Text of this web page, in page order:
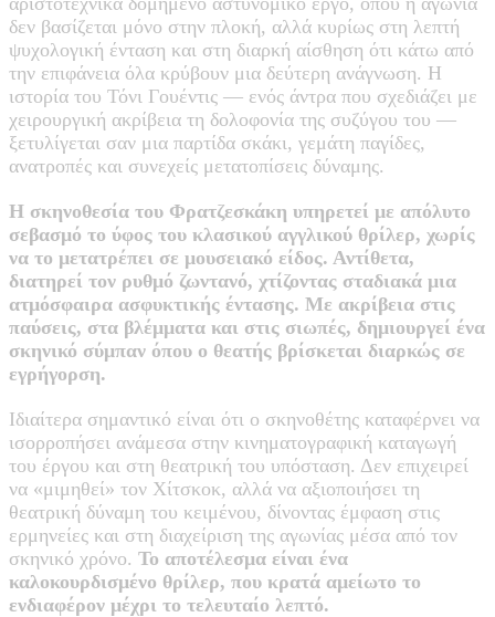
δεν βασίζεται μόνο στην πλοκή, αλλά κυρίως στη λεπτή
ψυχολογική ένταση και στη διαρκή αίσθηση ότι κάτω από
την επιφάνεια όλα κρύβουν μια δεύτερη ανάγνωση. Η
ιστορία του Τόνι Γουέντις — ενός άντρα που σχεδιάζει με
χειρουργική ακρίβεια τη δολοφονία της συζύγου του —
ξετυλίγεται σαν μια παρτίδα σκάκι, γεμάτη παγίδες,
ανατροπές και συνεχείς μετατοπίσεις δύναμης.
Η σκηνοθεσία του Φρατζεσκάκη υπηρετεί με απόλυτο
σεβασμό το ύφος του κλασικού αγγλικού θρίλερ, χωρίς
να το μετατρέπει σε μουσειακό είδος. Αντίθετα,
διατηρεί τον ρυθμό ζωντανό, χτίζοντας σταδιακά μια
ατμόσφαιρα ασφυκτικής έντασης. Με ακρίβεια στις
παύσεις, στα βλέμματα και στις σιωπές, δημιουργεί ένα
σκηνικό σύμπαν όπου ο θεατής βρίσκεται διαρκώς σε
εγρήγορση.
Ιδιαίτερα σημαντικό είναι ότι ο σκηνοθέτης καταφέρνει να
ισορροπήσει ανάμεσα στην κινηματογραφική καταγωγή
του έργου και στη θεατρική του υπόσταση. Δεν επιχειρεί
να «μιμηθεί» τον Χίτσκοκ, αλλά να αξιοποιήσει τη
θεατρική δύναμη του κειμένου, δίνοντας έμφαση στις
ερμηνείες και στη διαχείριση της αγωνίας μέσα από τον
σκηνικό χρόνο. Το αποτέλεσμα είναι ένα
καλοκουρδισμένο θρίλερ, που κρατά αμείωτο το
ενδιαφέρον μέχρι το τελευταίο λεπτό.